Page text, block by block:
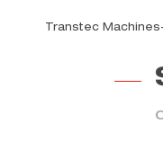
Transtec